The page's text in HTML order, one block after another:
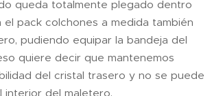
queda totalmente plegado dentro
pack colchones a medida también
pudiendo equipar la bandeja del
quiere decir que mantenemos
del cristal trasero y no se puede
interior del maletero.